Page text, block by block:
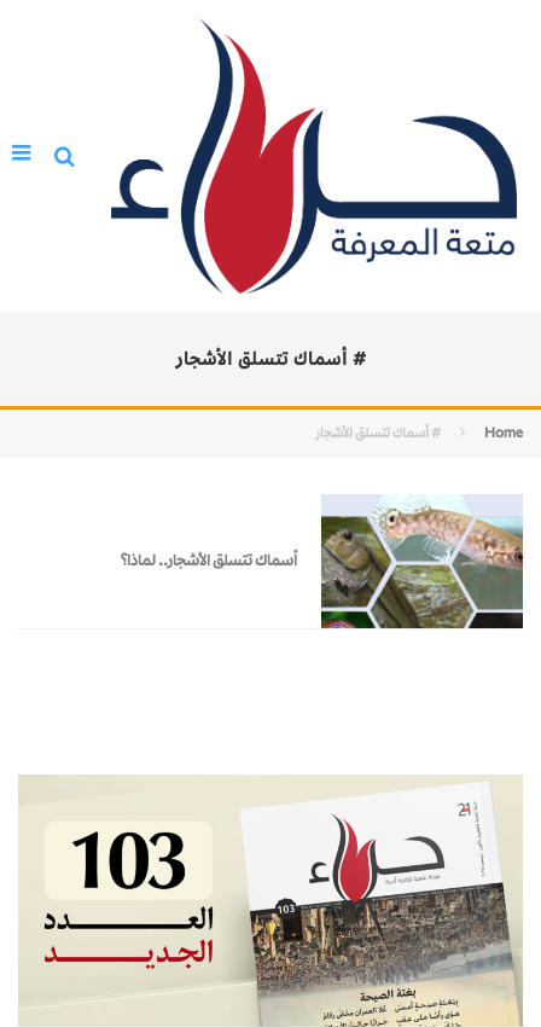
# أسماك تتسلق الأشجار
Home # أسماك تتسلق الأشجار
أسماك تتسلق الأشجار.. لماذا؟